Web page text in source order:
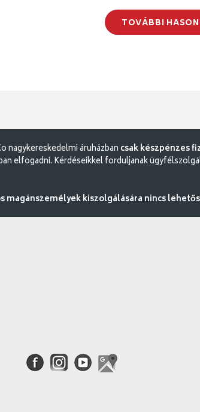
TOVÁBBI
nagykereskedelmi áruházban csak készpénzes
elfogadni. Kérdéseikkel forduljanak
magánszemélyek kiszolgálására nincs